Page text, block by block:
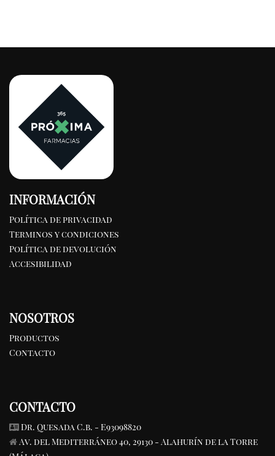
INFORMACIÓN
Política de privacidad
Terminos y condiciones
Política de devolución
Accesibilidad
NOSOTROS
Productos
Contacto
CONTACTO
Dr. Quesada C.b. - E93098820
Av. del Mediterráneo 40, 29130 - Alahurín de la Torre